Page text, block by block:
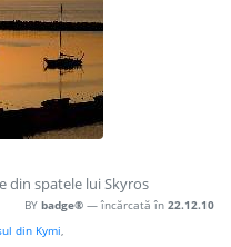
din spatele lui Skyros
BY badge® — încărcată în 22.12.10
din Kymi,